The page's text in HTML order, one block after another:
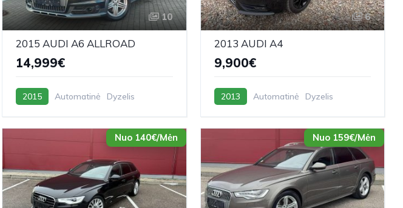
10
2015 AUDI A6 ALLROAD
14,999€
2015 Automatinė Dyzelis
6
2013 AUDI A4
9,900€
2013 Automatinė Dyzelis
Nuo 140€/Mėn Nuo 159€/Mėn